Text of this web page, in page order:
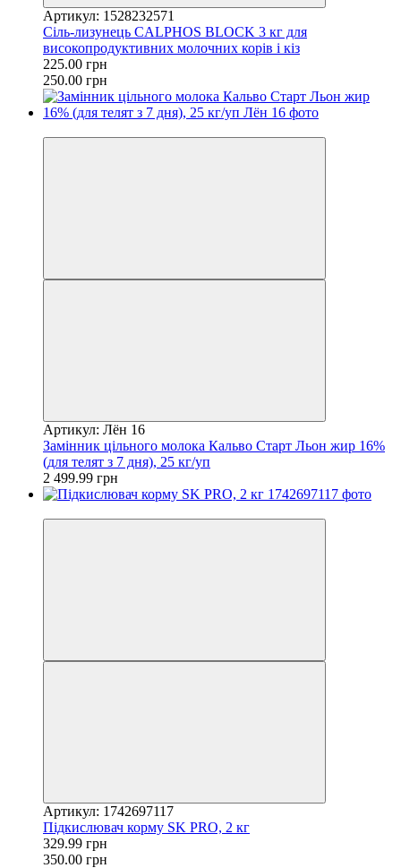
Артикул: 1528232571
Сіль-лизунець CALPHOS BLOCK 3 кг для
високопродуктивних молочних корів і кіз
225.00 грн
250.00 грн
Артикул: Лён 16
Замінник цільного молока Кальво Старт Льон жир 16%
(для телят з 7 дня), 25 кг/уп
2 499.99 грн
Артикул: 1742697117
Підкислювач корму SK PRO, 2 кг
329.99 грн
350.00 грн